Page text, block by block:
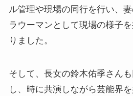
ル管理や現場の同行を行い、
ラウーマンとして現場の様子
りました。
そして、長女の鈴木佑季さん
し、時に共演しながら芸能界